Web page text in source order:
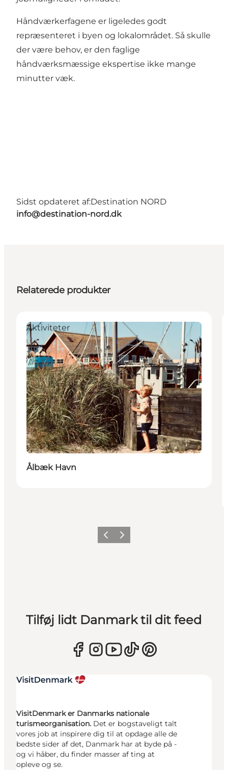
Håndværkerfagene er ligeledes godt
repræsenteret i byen og lokalområdet. Så skulle
der være behov, er den faglige
håndværksmæssige ekspertise ikke mange
minutter væk.
Sidst opdateret af:Destination NORD
info@destination-nord.dk
Relaterede produkter
Aktiviteter
Ålbæk Havn
ForrigeNæste
Tilføj lidt Danmark til dit feed
VisitDenmark er Danmarks nationale
turismeorganisation. Det er bogstaveligt talt
vores job at inspirere dig til at opdage alle de
bedste sider af det, Danmark har at byde på -
og vi håber, du finder masser af ting at
opleve og se.